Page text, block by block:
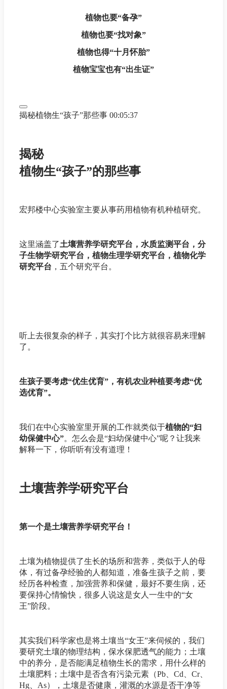
植物也要“备孕”
植物也要“找对象”
植物也得“十月怀胎”
植物宝宝也有“出生证”
揭秘植物生“孩子”那些事 00:05:37
揭秘
植物生“孩子”的那些事
宏邦楼中心实验室主要从事药用植物有机种植研究。
这里涵盖了土壤营养学研究平台，水质监测平台，分
子生物学研究平台，植物生理学研究平台，植物化学
研究平台 ，五个研究平台。
听上去很复杂的样子，其实打个比方就很容易来理解
了。
生孩子要考虑“优生优育”，有机农业种植要考虑“优
选优育”。
我们在中心实验室里开展的工作就类似于植物的“妇
幼保健中心”。怎么会是“妇幼保健中心”呢？让我来
解释一下，你听听有没有道理！
土壤营养学研究平台
第一个是土壤营养学研究平台！
土壤为植物提供了生长的场所和营养，类似于人的母
体，有过备孕经验的人都知道，准备生孩子之前，要
经历各种检查，加强营养和保健，最好不要生病，还
要保持心情愉快，很多人说这是女人一生中的“女
王”阶段。
其实我们科学家也是将土壤当“女王”来伺候的，我们
要研究土壤的物理结构，保水保肥透气的能力；土壤
中的养分，是否能满足植物生长的需求，用什么样的
土壤肥料；土壤中是否含有污染元素（Pb、Cd、Cr、
Hg、As），土壤是否健康，灌溉的水源是否干净等